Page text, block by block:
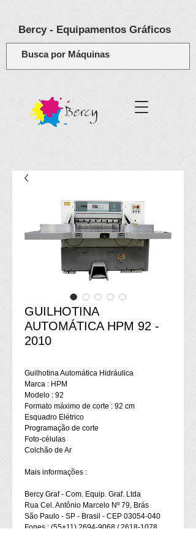
Bercy - Equipamentos Gráficos
GUILHOTINA
AUTOMÁTICA HPM 92 -
2010
Guilhotina Automática Hidráulica
Marca : HPM
Modelo : 92
Formato máximo de corte : 92 cm
Esquadro Elétrico
Programação de corte
Foto-células
Colchão de Ar
Mais informações :
Bercy Graf - Com. Equip. Graf. Ltda
Rua Cel. Antônio Marcelo Nº 79, Brás
São Paulo - SP - Brasil - CEP 03054-040
Fones : (55+11) 2694-9068 / 2618-1078